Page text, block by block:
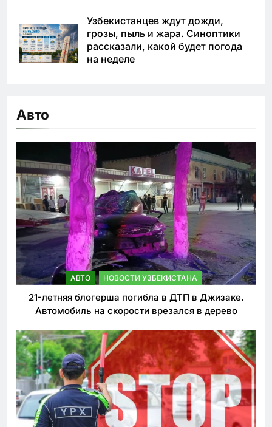
Узбекистанцев ждут дожди,
грозы, пыль и жара. Синоптики
рассказали, какой будет погода
на неделе
Авто
АВТО НОВОСТИ УЗБЕКИСТАНА
21-летняя блогерша погибла в ДТП в Джизаке.
Автомобиль на скорости врезался в дерево